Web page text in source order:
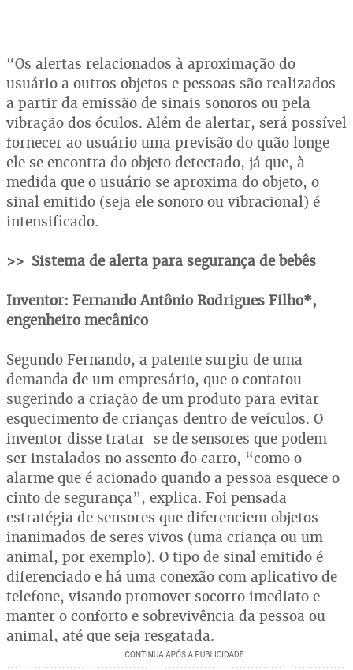
“Os alertas relacionados à aproximação do
usuário a outros objetos e pessoas são realizados
a partir da emissão de sinais sonoros ou pela
vibração dos óculos. Além de alertar, será possível
fornecer ao usuário uma previsão do quão longe
ele se encontra do objeto detectado, já que, à
medida que o usuário se aproxima do objeto, o
sinal emitido (seja ele sonoro ou vibracional) é
intensificado.
>> Sistema de alerta para segurança de bebês
Inventor: Fernando Antônio Rodrigues Filho*,
engenheiro mecânico
Segundo Fernando, a patente surgiu de uma
demanda de um empresário, que o contatou
sugerindo a criação de um produto para evitar
esquecimento de crianças dentro de veículos. O
inventor disse tratar-se de sensores que podem
ser instalados no assento do carro, “como o
alarme que é acionado quando a pessoa esquece o
cinto de segurança”, explica. Foi pensada
estratégia de sensores que diferenciem objetos
inanimados de seres vivos (uma criança ou um
animal, por exemplo). O tipo de sinal emitido é
diferenciado e há uma conexão com aplicativo de
telefone, visando promover socorro imediato e
manter o conforto e sobrevivência da pessoa ou
animal, até que seja resgatada.